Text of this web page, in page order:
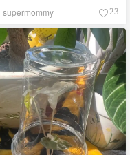
supermommy 23